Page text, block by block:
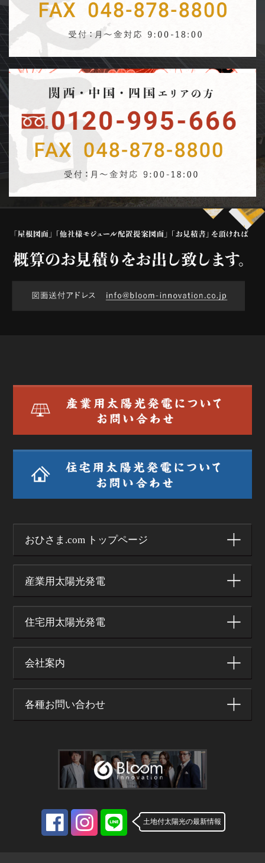
おひさま.com トップページ
産業用太陽光発電
住宅用太陽光発電
会社案内
各種お問い合わせ
土地付太陽光の最新情報